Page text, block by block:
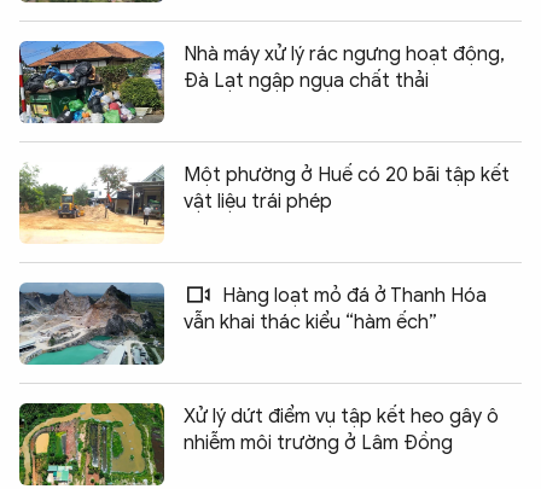
Nhà máy xử lý rác ngưng hoạt động,
Đà Lạt ngập ngụa chất thải
Một phường ở Huế có 20 bãi tập kết
vật liệu trái phép
Hàng loạt mỏ đá ở Thanh Hóa
vẫn khai thác kiểu “hàm ếch”
Xử lý dứt điểm vụ tập kết heo gây ô
nhiễm môi trường ở Lâm Đồng